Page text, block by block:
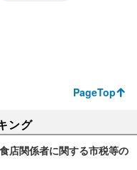
PageTop
ング
店関係者に関する市税等の